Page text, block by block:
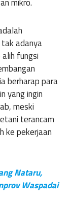
takadanya
alih fungsi
iaberharappara
yangingin
,meski
terancam
ke pekerjaan
Nataru,
Waspadai